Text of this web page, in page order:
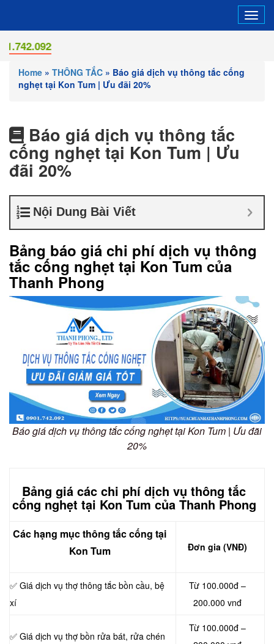
Home » THÔNG TẮC » Báo giá dịch vụ thông tắc cống
nghẹt tại Kon Tum | Ưu đãi 20%
Báo giá dịch vụ thông tắc
cống nghẹt tại Kon Tum | Ưu
đãi 20%
Nội Dung Bài Viết
Bảng báo giá chi phí dịch vụ thông
tắc cống nghẹt tại Kon Tum của
Thanh Phong
Báo giá dịch vụ thông tắc cống nghẹt tại Kon Tum | Ưu đãi
20%
Bảng giá các chi phí dịch vụ thông tắc
cống nghẹt tại Kon Tum của Thanh Phong
Các hạng mục thông tắc cống tại
Kon Tum
Đơn gia (VNĐ)
✅ Giá dịch vụ thợ thông tắc bồn cầu, bệ
xí
Từ 100.000đ –
200.000 vnđ
✅ Giá dịch vụ thợ bồn rửa bát, rửa chén
Từ 100.000đ –